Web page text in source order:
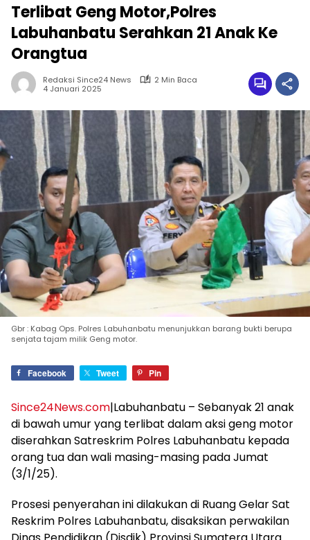
Terlibat Geng Motor,Polres
Labuhanbatu Serahkan 21 Anak Ke
Orangtua
Redaksi Since24 News
2 Min Baca
4 Januari 2025
Gbr : Kabag Ops. Polres Labuhanbatu menunjukkan barang bukti berupa
senjata tajam milik Geng motor.
Facebook Tweet Pin
Since24News.com|Labuhanbatu – Sebanyak 21 anak
di bawah umur yang terlibat dalam aksi geng motor
diserahkan Satreskrim Polres Labuhanbatu kepada
orang tua dan wali masing-masing pada Jumat
(3/1/25).
Prosesi penyerahan ini dilakukan di Ruang Gelar Sat
Reskrim Polres Labuhanbatu, disaksikan perwakilan